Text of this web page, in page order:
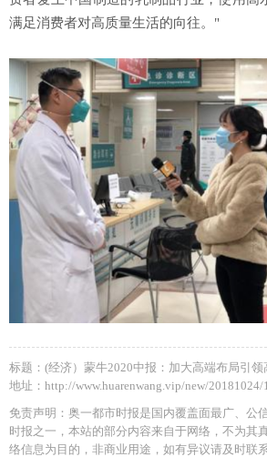
满足消费者对高质量生活的向往。"
标题：(经济）蒙牛2020中报：加大高端布局引领
地址：http://www.huarenwang.vip/new/20181024/
免责声明：奥一都市时报是国内覆盖面最广、公
时报之一，本站的部分内容来自于网络，不为其
络信息为目的，非商业用途，如有异议请及时联